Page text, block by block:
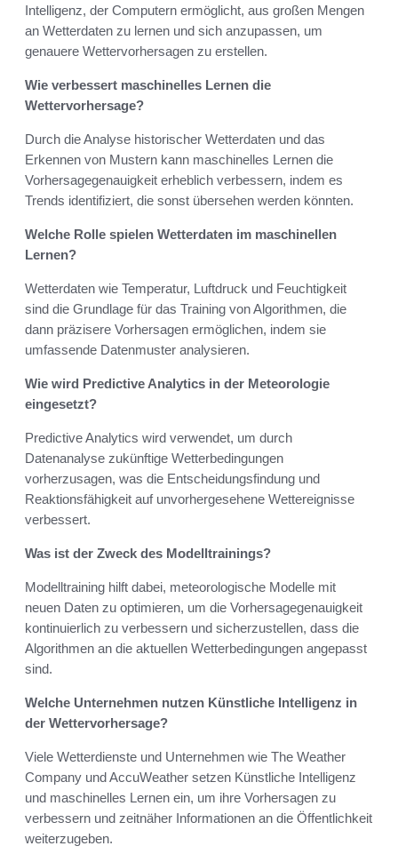
Intelligenz, der Computern ermöglicht, aus großen Mengen
an Wetterdaten zu lernen und sich anzupassen, um
genauere Wettervorhersagen zu erstellen.
Wie verbessert maschinelles Lernen die
Wettervorhersage?
Durch die Analyse historischer Wetterdaten und das
Erkennen von Mustern kann maschinelles Lernen die
Vorhersagegenauigkeit erheblich verbessern, indem es
Trends identifiziert, die sonst übersehen werden könnten.
Welche Rolle spielen Wetterdaten im maschinellen
Lernen?
Wetterdaten wie Temperatur, Luftdruck und Feuchtigkeit
sind die Grundlage für das Training von Algorithmen, die
dann präzisere Vorhersagen ermöglichen, indem sie
umfassende Datenmuster analysieren.
Wie wird Predictive Analytics in der Meteorologie
eingesetzt?
Predictive Analytics wird verwendet, um durch
Datenanalyse zukünftige Wetterbedingungen
vorherzusagen, was die Entscheidungsfindung und
Reaktionsfähigkeit auf unvorhergesehene Wettereignisse
verbessert.
Was ist der Zweck des Modelltrainings?
Modelltraining hilft dabei, meteorologische Modelle mit
neuen Daten zu optimieren, um die Vorhersagegenauigkeit
kontinuierlich zu verbessern und sicherzustellen, dass die
Algorithmen an die aktuellen Wetterbedingungen angepasst
sind.
Welche Unternehmen nutzen Künstliche Intelligenz in
der Wettervorhersage?
Viele Wetterdienste und Unternehmen wie The Weather
Company und AccuWeather setzen Künstliche Intelligenz
und maschinelles Lernen ein, um ihre Vorhersagen zu
verbessern und zeitnäher Informationen an die Öffentlichkeit
weiterzugeben.